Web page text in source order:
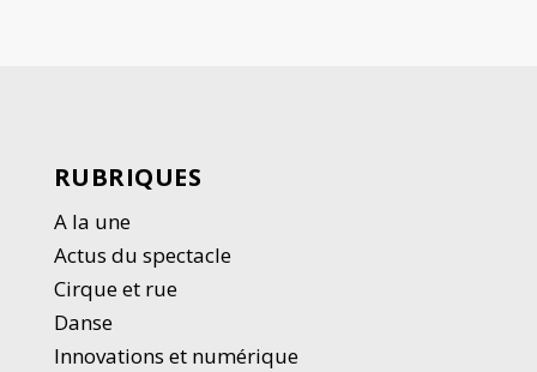
RUBRIQUES
A la une
Actus du spectacle
Cirque et rue
Danse
Innovations et numérique